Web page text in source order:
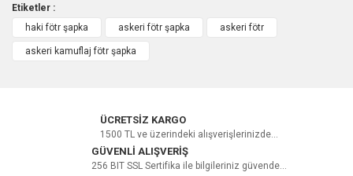
Bu ürüne ilk yorumu siz yapın!
Etiketler :
haki fötr şapka
askeri fötr şapka askeri fötr
askeri kamuflaj fötr şapka
ÜCRETSİZ KARGO
1500 TL ve üzerindeki alışverişlerinizde...
GÜVENLİ ALIŞVERİŞ
256 BIT SSL Sertifika ile bilgileriniz güvende...